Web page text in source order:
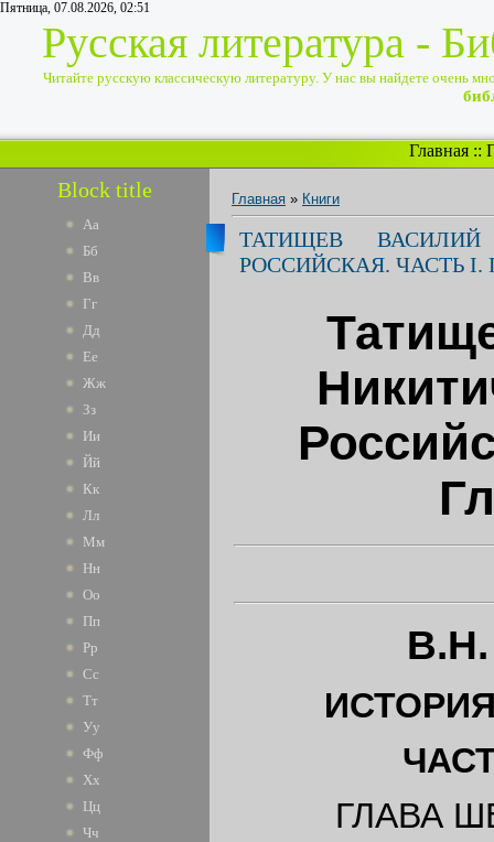
Пятница, 07.08.2026, 02:51
Русская литература -
Читайте русскую классическую литературу. У нас вы найдете очень
Главная ::
Block title
Аа
Бб
Вв
Гг
Дд
Ее
Жж
Зз
Ии
Йй
Кк
Лл
Мм
Нн
Оо
Пп
Рр
Сс
Тт
Уу
Фф
Хх
Цц
Чч
Главная » Книги
ТАТИЩЕВ
РОССИЙСКАЯ. ЧАСТЬ I.
ГЛАВА